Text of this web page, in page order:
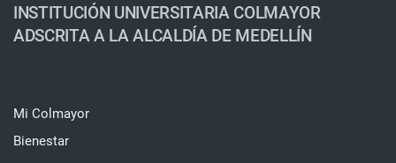
INSTITUCIÓN UNIVERSITARIA COLMAYOR
ADSCRITA A LA ALCALDÍA DE MEDELLÍN
Mi Colmayor
Bienestar